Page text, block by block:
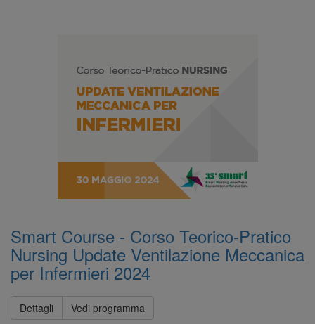
Smart Course - Corso Teorico-Pratico
Nursing Update Ventilazione Meccanica
per Infermieri 2024
Dettagli Vedi programma